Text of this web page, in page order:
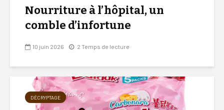
Nourriture à l’hôpital, un
comble d’infortune
10 juin 2026 2 Temps de lecture
DÉCRYPTAGE